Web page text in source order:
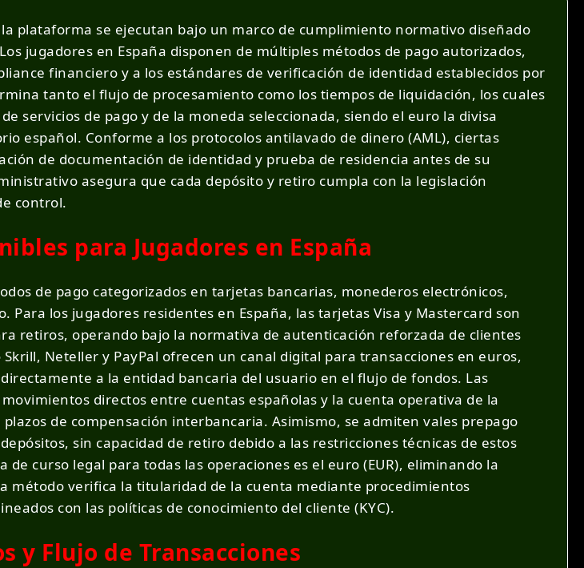
plataforma se ejecutan bajo un marco de cumplimiento normativo diseñado
jugadores en España disponen de múltiples métodos de pago autorizados,
financiero y a los estándares de verificación de identidad establecidos por
tanto el flujo de procesamiento como los tiempos de liquidación, los cuales
servicios de pago y de la moneda seleccionada, siendo el euro la divisa
español. Conforme a los protocolos antilavado de dinero (AML), ciertas
de documentación de identidad y prueba de residencia antes de su
asegura que cada depósito y retiro cumpla con la legislación
control.
para Jugadores en España
de pago categorizados en tarjetas bancarias, monederos electrónicos,
Para los jugadores residentes en España, las tarjetas Visa y Mastercard son
retiros, operando bajo la normativa de autenticación reforzada de clientes
Skrill, Neteller y PayPal ofrecen un canal digital para transacciones en euros,
a la entidad bancaria del usuario en el flujo de fondos. Las
directos entre cuentas españolas y la cuenta operativa de la
de compensación interbancaria. Asimismo, se admiten vales prepago
sin capacidad de retiro debido a las restricciones técnicas de estos
curso legal para todas las operaciones es el euro (EUR), eliminando la
método verifica la titularidad de la cuenta mediante procedimientos
con las políticas de conocimiento del cliente (KYC).
y Flujo de Transacciones